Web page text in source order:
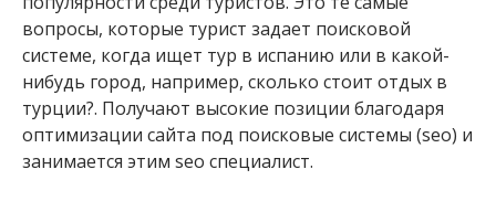
вопросы, которые турист задает поисковой
системе, когда ищет тур в испанию или в какой-
нибудь город, например, сколько стоит отдых в
турции?. Получают высокие позиции благодаря
оптимизации сайта под поисковые системы (seo) и
занимается этим seo специалист.